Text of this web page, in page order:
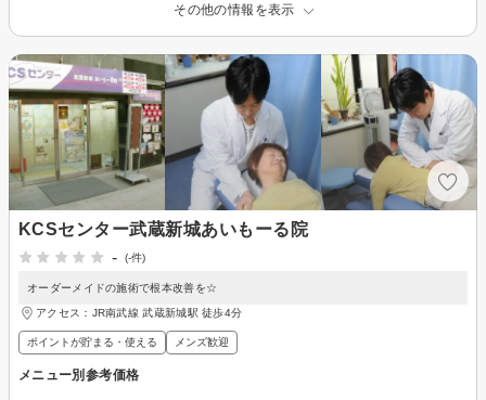
その他の情報を表示
KCSセンター武蔵新城あいもーる院
-
(-件)
オーダーメイドの施術で根本改善を☆
アクセス：JR南武線 武蔵新城駅 徒歩4分
ポイントが貯まる・使える メンズ歓迎
メニュー別参考価格